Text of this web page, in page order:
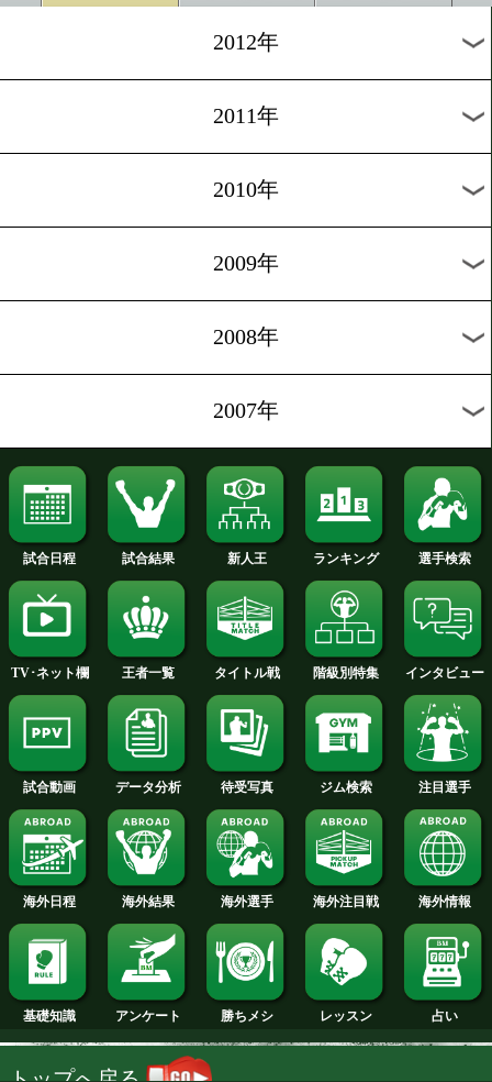
2020年
2019年
2017年
2015年
2014年
2013年
2012年
2011年
2010年